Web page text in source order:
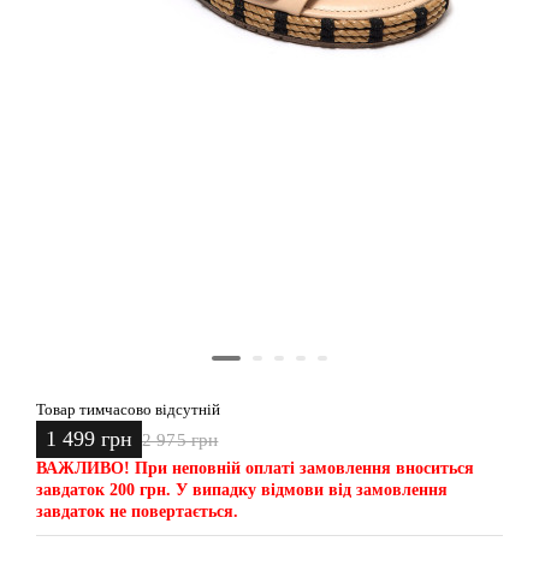
Товар тимчасово відсутній
1 499 грн 2 975 грн
ВАЖЛИВО! При неповній оплаті замовлення вноситься
завдаток 200 грн. У випадку відмови від замовлення
завдаток не повертається.